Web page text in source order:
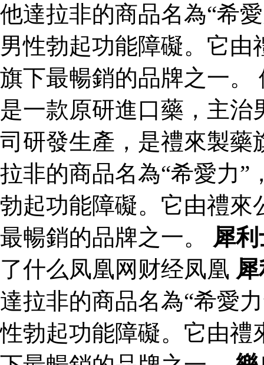
他達拉非的商品名為“希
男性勃起功能障礙。它
旗下最暢銷的品牌之一。
是一款原研進口藥，主
司研發生產，是禮來製藥
拉非的商品名為“希愛力”
勃起功能障礙。它由禮來
最暢銷的品牌之一。 犀
了什么凤凰网财经凤凰
達拉非的商品名為“希愛
性勃起功能障礙。它由禮